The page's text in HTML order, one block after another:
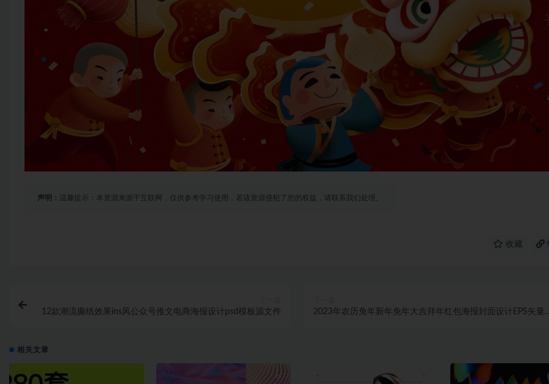
声明： 温馨提示：本资源来源于互联网，仅供参考学习使用，若该资源侵犯了您的权益，请联系我们处理。
收藏
12款潮流撕纸效果ins风公众号推文电商海报设计psd模板源文件
2023年农历免年新年免年大吉拜年红包海报封面设计EPS矢量
相关文章